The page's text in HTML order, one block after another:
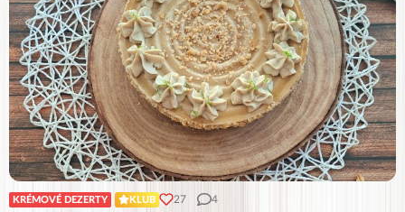
KRÉMOVÉ DEZERTY KLUB 27 4